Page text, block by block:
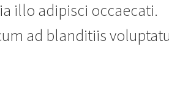
illo adipisci occaecati.
ad blanditiis